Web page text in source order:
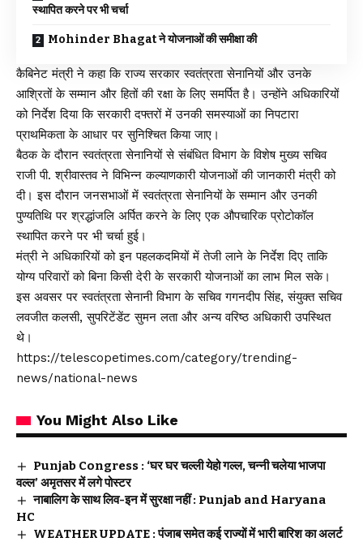
स्थापित करने पर भी चर्चा
Mohinder Bhagat ने योजनाओं की समीक्षा की
कैबिनेट मंत्री ने कहा कि राज्य सरकार स्वतंत्रता सेनानियों और उनके
आश्रितों के सम्मान और हितों की रक्षा के लिए समर्पित है। उन्होंने अधिकारियों
को निर्देश दिया कि सरकारी दफ्तरों में उनकी समस्याओं का निपटारा
प्राथमिकता के आधार पर सुनिश्चित किया जाए।
बैठक के दौरान स्वतंत्रता सेनानियों से संबंधित विभाग के विशेष मुख्य सचिव
राजी पी. श्रीवास्तव ने विभिन्न कल्याणकारी योजनाओं की जानकारी मंत्री को
दी। इस दौरान जनसभाओं में स्वतंत्रता सेनानियों के सम्मान और उनकी
पुण्यतिथि पर श्रद्धांजलि अर्पित करने के लिए एक औपचारिक प्रोटोकॉल
स्थापित करने पर भी चर्चा हुई।
मंत्री ने अधिकारियों को इन पहलकदमियों में तेजी लाने के निर्देश दिए ताकि
योग्य परिवारों को बिना किसी देरी के सरकारी योजनाओं का लाभ मिल सके।
इस अवसर पर स्वतंत्रता सेनानी विभाग के सचिव गगनदीप सिंह, संयुक्त सचिव
लवजीत कलसी, सुपरिटेंडेंट सुमन लता और अन्य वरिष्ठ अधिकारी उपस्थित
थे।
https://telescopetimes.com/category/trending-
news/national-news
You Might Also Like
Punjab Congress : ‘घर घर चल्ली येहो गल्ल, चन्नी चलेया भाजपा
वल्ल’ अमृतसर में लगे पोस्टर
नाबालिग के साथ लिव-इन में सुरक्षा नहीं : Punjab and Haryana
HC
WEATHER UPDATE : पंजाब समेत कई राज्यों में भारी बारिश का अलर्ट